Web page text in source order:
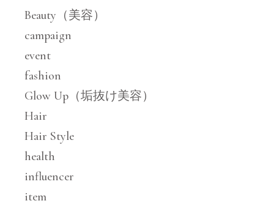
Beauty（美容）
campaign
event
fashion
Glow Up（垢抜け美容）
Hair
Hair Style
health
influencer
item